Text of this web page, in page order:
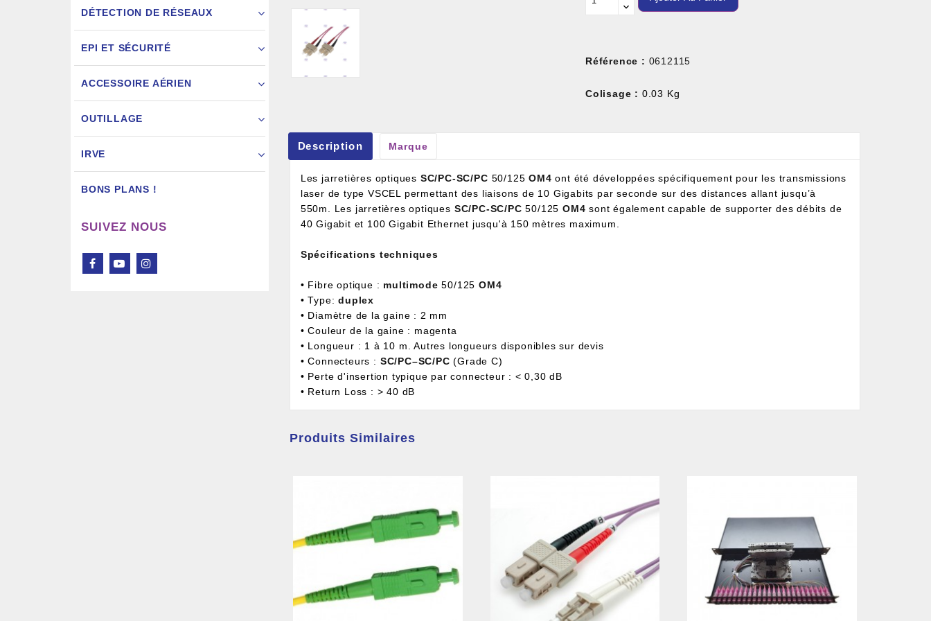
DÉTECTION DE RÉSEAUX
EPI ET SÉCURITÉ
ACCESSOIRE AÉRIEN
OUTILLAGE
IRVE
BONS PLANS !
SUIVEZ NOUS
Référence : 0612115
Colisage : 0.03 Kg
Description Marque
Les jarretières optiques SC/PC-SC/PC 50/125OM4 ont été développées spécifiquement pour les transmissions
laser de type VSCEL permettant des liaisons de 10 Gigabits par seconde sur des distances allant jusqu’à
550m. Les jarretières optiques SC/PC-SC/PC 50/125 OM4 sont également capable de supporter des débits de
40 Gigabit et 100 Gigabit Ethernet jusqu'à 150 mètres maximum.
Spécifications techniques
• Fibre optique : multimode 50/125 OM4
• Type:duplex
• Diamètre de la gaine : 2 mm
• Couleur de la gaine : magenta
• Longueur : 1 à 10 m. Autres longueurs disponibles sur devis
• Connecteurs : SC/PC–SC/PC (Grade C)
• Perte d'insertion typique par connecteur : < 0,30 dB
• Return Loss : > 40 dB
Produits Similaires